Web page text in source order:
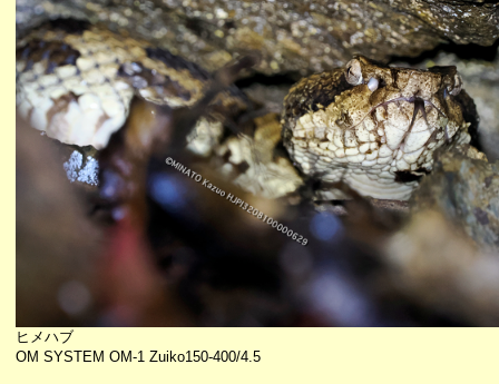
ヒメハブ
OM SYSTEM OM-1 Zuiko150-400/4.5